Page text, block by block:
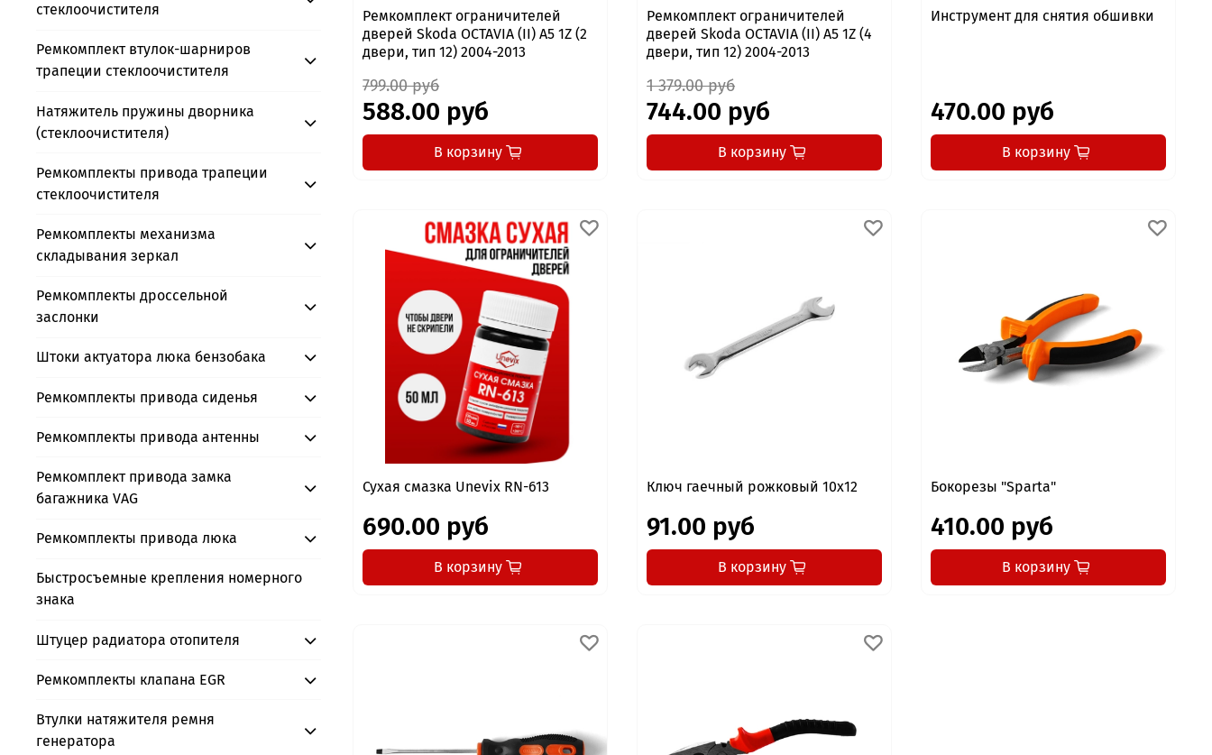
Ремкомплект ограничителей
дверей Skoda OCTAVIA (II) A5 1Z (2
двери, тип 12) 2004-2013
799.00 руб
588.00 руб
В корзину
Ремкомплект ограничителей
дверей Skoda OCTAVIA (II) A5 1Z (4
двери, тип 12) 2004-2013
1 379.00 руб
744.00 руб
В корзину
Инструмент для снятия обшивки
470.00 руб
В корзину
Сухая смазка Unevix RN-613
690.00 руб
В корзину
Ключ гаечный рожковый 10x12
91.00 руб
В корзину
Бокорезы "Sparta"
410.00 руб
В корзину
стеклоочистителя
Ремкомплект втулок-шарниров
трапеции стеклоочистителя
Натяжитель пружины дворника
(стеклоочистителя)
Ремкомплекты привода трапеции
стеклоочистителя
Ремкомплекты механизма
складывания зеркал
Ремкомплекты дроссельной
заслонки
Штоки актуатора люка бензобака
Ремкомплекты привода сиденья
Ремкомплекты привода антенны
Ремкомплект привода замка
багажника VAG
Ремкомплекты привода люка
Быстросъемные крепления номерного
знака
Штуцер радиатора отопителя
Ремкомплекты клапана EGR
Втулки натяжителя ремня
генератора